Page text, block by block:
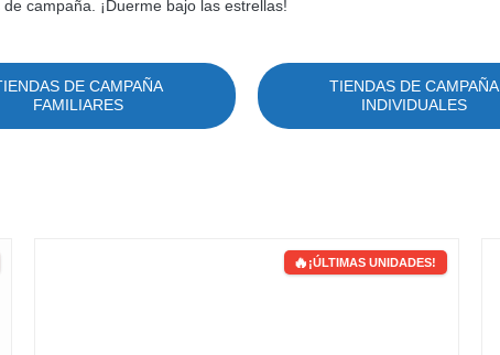
campaña. ¡Duerme bajo las estrellas!
DE CAMPAÑA
FAMILIARES
TIENDAS DE CAMPAÑA
INDIVIDUALES
¡ÚLTIMAS UNIDADES!